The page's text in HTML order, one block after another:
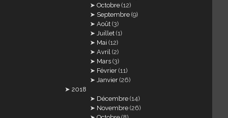
Octobre (12)
Septembre (9)
Août (3)
Juillet (1)
Mai (12)
Avril (2)
Mars (3)
Février (11)
Janvier (26)
2018
Décembre (14)
Novembre (26)